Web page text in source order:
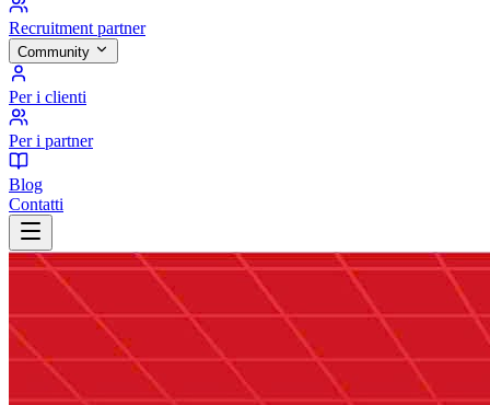
Recruitment partner
Community
Per i clienti
Per i partner
Blog
Contatti